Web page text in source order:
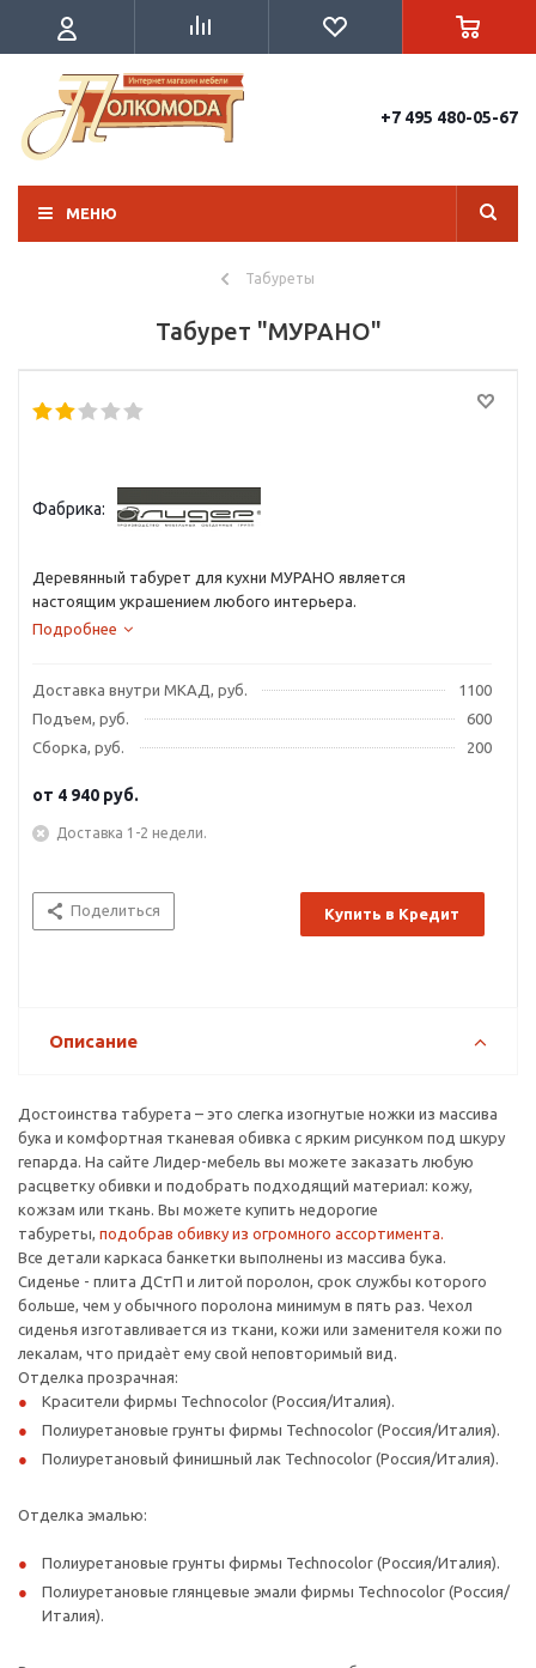
+7 495 480-05-67
МЕНЮ
Табуреты
Табурет "МУРАНО"
Фабрика:
Деревянный табурет для кухни МУРАНО является
настоящим украшением любого интерьера.
Подробнее
Доставка внутри МКАД, руб.
1100
Подъем, руб.
600
Сборка, руб.
200
от 4 940 руб.
Доставка 1-2 недели.
Поделиться Купить в Кредит
Описание
Достоинства табурета – это слегка изогнутые ножки из массива
бука и комфортная тканевая обивка с ярким рисунком под шкуру
гепарда. На сайте Лидер-мебель вы можете заказать любую
расцветку обивки и подобрать подходящий материал: кожу,
кожзам или ткань. Вы можете купить недорогие
табуреты, подобрав обивку из огромного ассортимента.
Все детали каркаса банкетки выполнены из массива бука.
Сиденье - плита ДСтП и литой поролон, срок службы которого
больше, чем у обычного поролона минимум в пять раз. Чехол
сиденья изготавливается из ткани, кожи или заменителя кожи по
лекалам, что придаѐт ему свой неповторимый вид.
Отделка прозрачная:
Красители фирмы Technocolor (Россия/Италия).
Полиуретановые грунты фирмы Technocolor (Россия/Италия).
Полиуретановый финишный лак Technocolor (Россия/Италия).
Отделка эмалью:
Полиуретановые грунты фирмы Technocolor (Россия/Италия).
Полиуретановые глянцевые эмали фирмы Technocolor (Россия/
Италия).